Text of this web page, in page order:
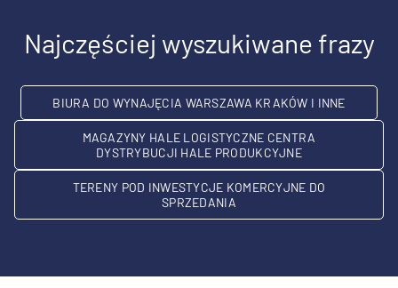
Najczęściej wyszukiwane frazy
BIURA DO WYNAJĘCIA WARSZAWA KRAKÓW I INNE
MAGAZYNY HALE LOGISTYCZNE CENTRA
DYSTRYBUCJI HALE PRODUKCYJNE
TERENY POD INWESTYCJE KOMERCYJNE DO
SPRZEDANIA